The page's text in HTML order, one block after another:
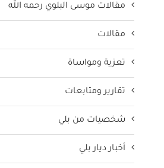
مقالات موسى البلوي رحمه الله
مقالات
تعزية ومواساة
تقارير ومتابعات
شخصيات من بلي
أخبار ديار بلي